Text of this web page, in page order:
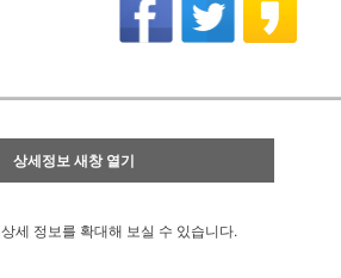
상세정보 새창 열기
상세 정보를 확대해 보실 수 있습니다.